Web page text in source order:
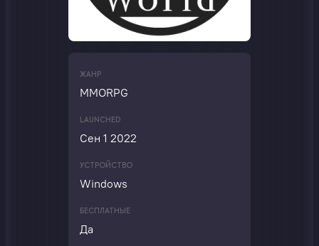
ЖАНР
MMORPG
LAUNCHED
Сен 1 2022
УСТРОЙСТВО
Windows
БЕСПЛАТНЫЕ
Да